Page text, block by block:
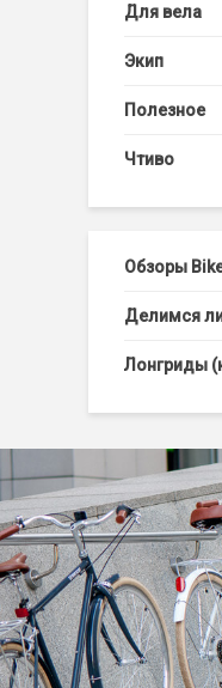
Для вела
Экип
Полезное
Чтиво
Обзоры
Делимся
Лонгриды